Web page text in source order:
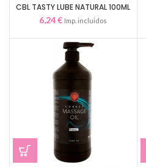
CBL TASTY LUBE NATURAL 100ML
6,24€ Imp. incluidos